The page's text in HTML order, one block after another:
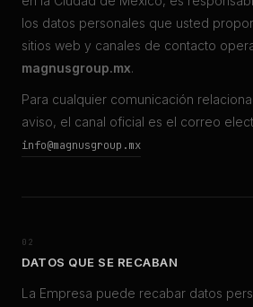
los datos personales que usted
sitios web y canales de contacto
magnusgroup.mx.
Para cualquier comunicación
aviso, el canal oficial es el correo
info@magnusgroup.mx
02
DATOS QUE SE RECABAN
La Empresa puede recabar datos